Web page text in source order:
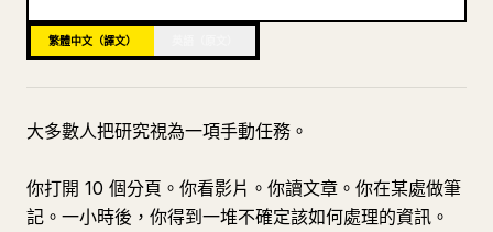
更新
繁體中文（譯文）
大多數人把研究視為一項手動任務。
你打開 10 個分頁。你看影片。你讀文章。你在某處做筆
記。一小時後，你得到一堆不確定該如何處理的資訊。